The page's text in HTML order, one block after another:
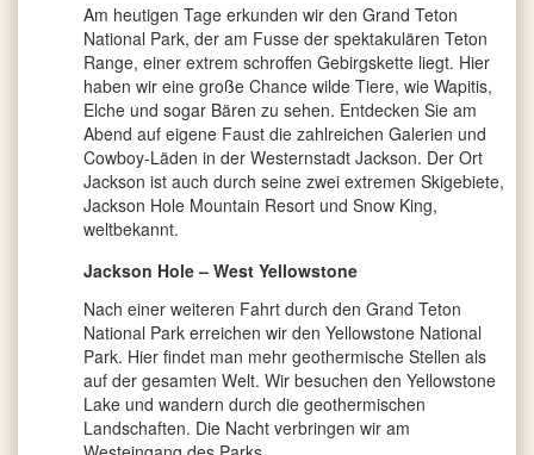
Am heutigen Tage erkunden wir den Grand Teton
National Park, der am Fusse der spektakulären Teton
Range, einer extrem schroffen Gebirgskette liegt. Hier
haben wir eine große Chance wilde Tiere, wie Wapitis,
Elche und sogar Bären zu sehen. Entdecken Sie am
Abend auf eigene Faust die zahlreichen Galerien und
Cowboy-Läden in der Westernstadt Jackson. Der Ort
Jackson ist auch durch seine zwei extremen Skigebiete,
Jackson Hole Mountain Resort und Snow King,
weltbekannt.
Jackson Hole – West Yellowstone
Nach einer weiteren Fahrt durch den Grand Teton
National Park erreichen wir den Yellowstone National
Park. Hier findet man mehr geothermische Stellen als
auf der gesamten Welt. Wir besuchen den Yellowstone
Lake und wandern durch die geothermischen
Landschaften. Die Nacht verbringen wir am